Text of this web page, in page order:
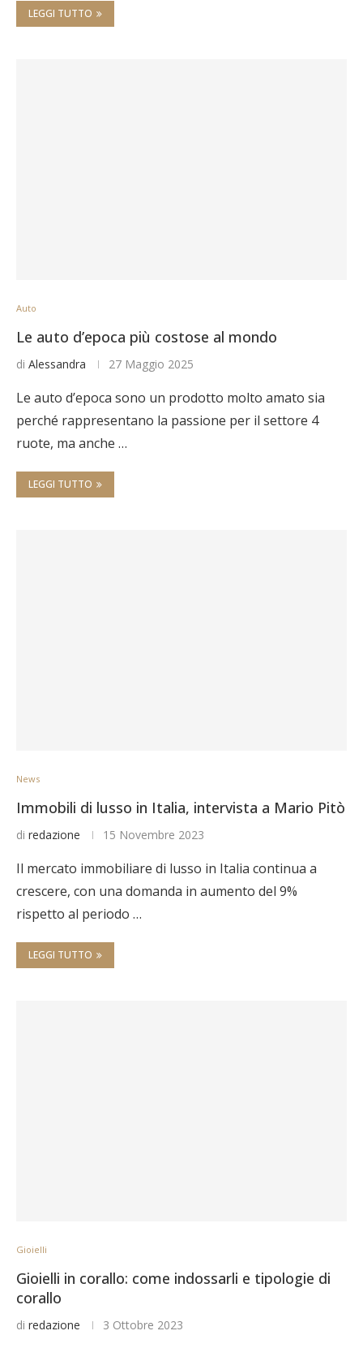
LEGGI TUTTO
Auto
Le auto d’epoca più costose al mondo
di Alessandra 27 Maggio 2025
Le auto d’epoca sono un prodotto molto amato sia
perché rappresentano la passione per il settore 4
ruote, ma anche …
LEGGI TUTTO
News
Immobili di lusso in Italia, intervista a Mario Pitò
di redazione 15 Novembre 2023
Il mercato immobiliare di lusso in Italia continua a
crescere, con una domanda in aumento del 9%
rispetto al periodo …
LEGGI TUTTO
Gioielli
Gioielli in corallo: come indossarli e tipologie di
corallo
di redazione 3 Ottobre 2023